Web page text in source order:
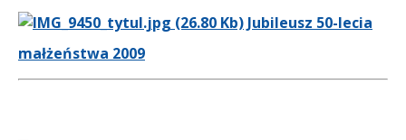
Jubileusz 50-lecia
małżeństwa 2009